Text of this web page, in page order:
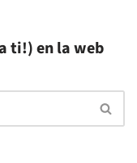
ti!) en la web